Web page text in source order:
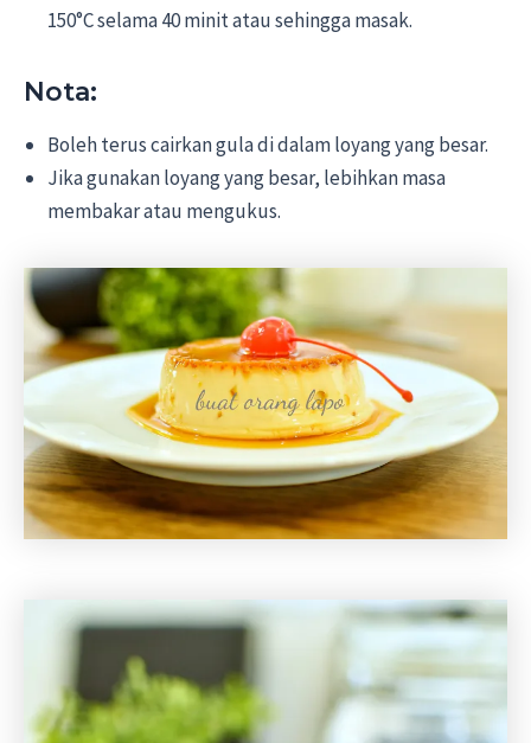
150°C selama 40 minit atau sehingga masak.
Nota:
Boleh terus cairkan gula di dalam loyang yang besar.
Jika gunakan loyang yang besar, lebihkan masa
membakar atau mengukus.